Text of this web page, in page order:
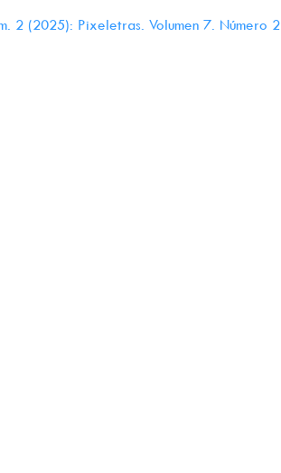
2 (2025): Pixeletras. Volumen 7. Número 2